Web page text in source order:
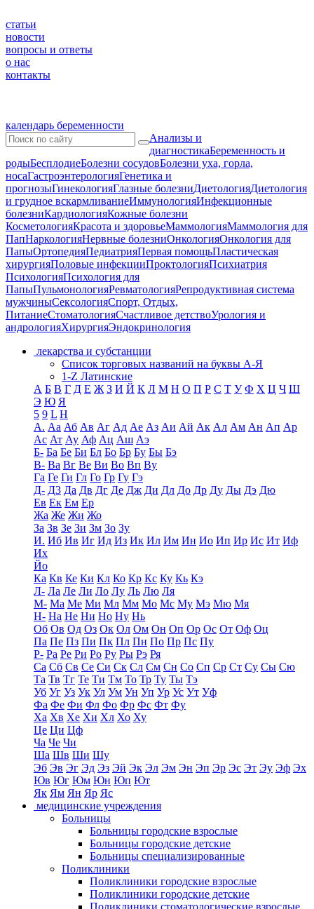
статьи
новости
вопросы и ответы
о нас
контакты
календарь беременности
Анализы и
диагностикаБеременность и
родыБесплодиеБолезни сосудовБолезни уха, горла,
носаГастроэнтерологияГенетика и
прогнозыГинекологияГлазные болезниДиетологияДиетология
и грудное вскармливаниеИммунологияИнфекционные
болезниКардиологияКожные болезни
КосметологияКрасота и здоровьеМаммологияМаммология для
ПапНаркологияНервные болезниОнкологияОнкология для
ПапыОртопедияПедиатрияПервая помощьПластическая
хирургияПоловые инфекцииПроктологияПсихиатрия
ПсихологияПсихология для
ПапыПульмонологияРевматологияРепродуктивная система
мужчиныСексологияСпорт, Отдых,
ПитаниеСтоматологияСчастливое детствоУрология и
андрологияХирургияЭндокринология
лекарства и субстанции
Список торговых названий на буквы А-Я
1-Z Латинские
А Б В Г Д Е Ж З И Й К Л М Н О П Р С Т У Ф Х Ц Ч Ш
Э Ю Я
5 9 L H
А. Аа Аб Ав Аг Ад Ае Аз Аи Ай Ак Ал Ам Ан Ап Ар
Ас Ат Ау Аф Ац Аш Аэ
Б- Ба Бе Би Бл Бо Бр Бу Бы Бэ
В- Ва Вг Ве Ви Во Вп Ву
Га Ге Ги Гл Го Гр Гу Гэ
Д- Д3 Да Дв Дг Де Дж Ди Дл До Др Ду Ды Дэ Дю
Ев Ек Ем Ер
Жа Же Жи Жо
За Зв Зе Зи Зм Зо Зу
И. Иб Ив Иг Ид Из Ик Ил Им Ин Ио Ип Ир Ис Ит Иф
Их
Йо
Ка Кв Ке Ки Кл Ко Кр Кс Ку Кь Кэ
Л- Ла Ле Ли Ло Лу Ль Лю Ля
М- Ма Ме Ми Мл Мм Мо Мс Му Мэ Мю Мя
Н- На Не Ни Но Ну Нь
Об Ов Од Оз Ок Ол Ом Он Оп Ор Ос От Оф Оц
Па Пе Пз Пи Пк Пл Пн По Пр Пс Пу
Р- Ра Ре Ри Ро Ру Ры Рэ Ря
Са Сб Св Се Си Ск Сл См Сн Со Сп Ср Ст Су Сы Сю
Та Тв Тг Те Ти Тм То Тр Ту Ты Тэ
Уб Уг Уз Ук Ул Ум Ун Уп Ур Ус Ут Уф
Фа Фе Фи Фл Фо Фр Фс Фт Фу
Ха Хв Хе Хи Хл Хо Ху
Це Ци Цф
Ча Че Чи
Ша Шв Ши Шу
Эб Эв Эг Эд Эз Эй Эк Эл Эм Эн Эп Эр Эс Эт Эу Эф Эх
Юв Юг Юм Юн Юп Ют
Як Ям Ян Яр Яс
медицинские учреждения
Больницы
Больницы городские взрослые
Больницы городские детские
Больницы специализированные
Поликлиники
Поликлиники городские взрослые
Поликлиники городские детские
Поликлиники стоматологические взрослые